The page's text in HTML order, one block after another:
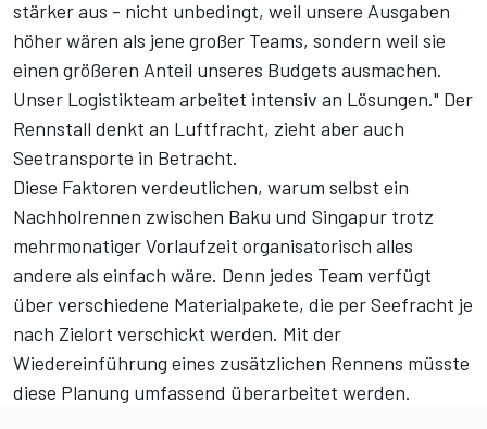
stärker aus - nicht unbedingt, weil unsere Ausgaben
höher wären als jene großer Teams, sondern weil sie
einen größeren Anteil unseres Budgets ausmachen.
Unser Logistikteam arbeitet intensiv an Lösungen." Der
Rennstall denkt an Luftfracht, zieht aber auch
Seetransporte in Betracht.
Diese Faktoren verdeutlichen, warum selbst ein
Nachholrennen zwischen Baku und Singapur trotz
mehrmonatiger Vorlaufzeit organisatorisch alles
andere als einfach wäre. Denn jedes Team verfügt
über verschiedene Materialpakete, die per Seefracht je
nach Zielort verschickt werden. Mit der
Wiedereinführung eines zusätzlichen Rennens müsste
diese Planung umfassend überarbeitet werden.